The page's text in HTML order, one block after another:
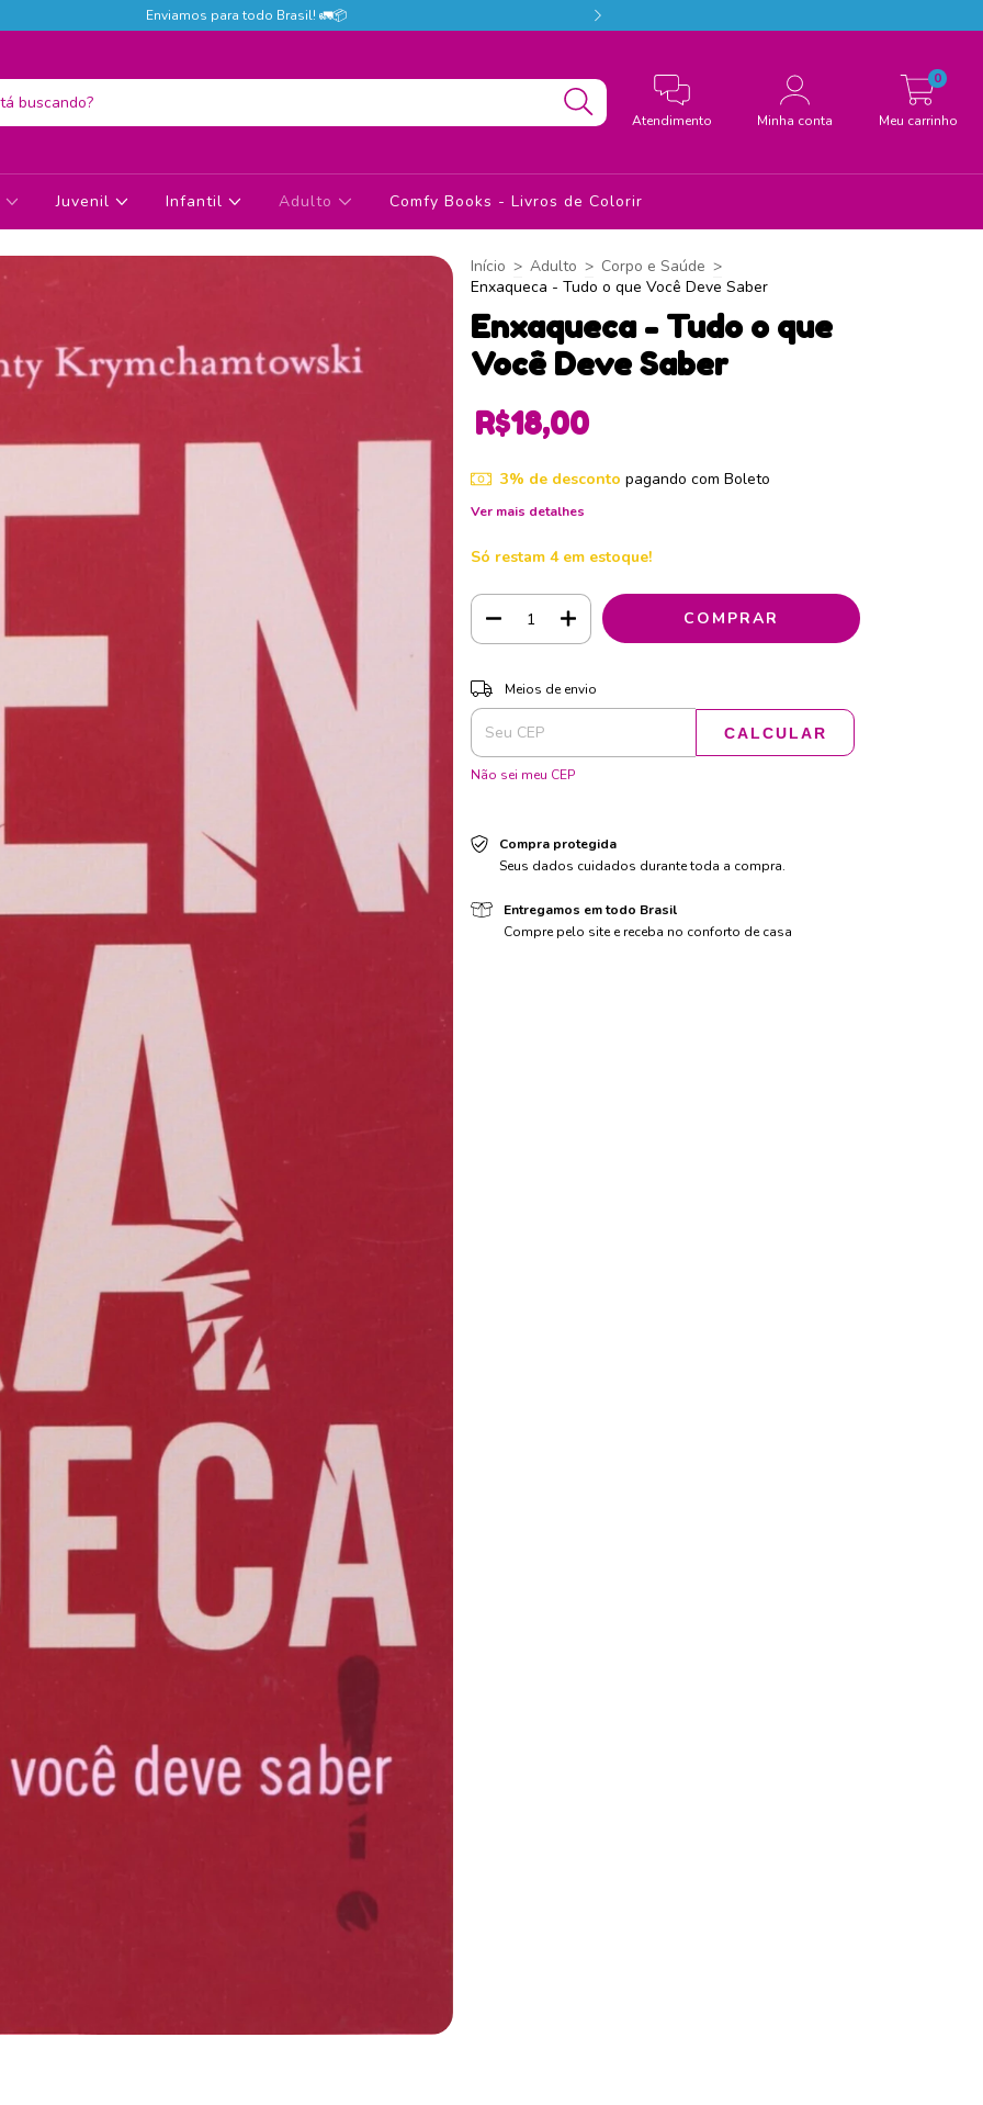
Enviamos para todo Brasil! 🚛📦
Atendimento Minha conta Meu carrinho
0
Juvenil Infantil Adulto Comfy Books - Livros de Colorir
Início > Adulto > Corpo e Saúde >
Enxaqueca - Tudo o que Você Deve Saber
Enxaqueca - Tudo o que
Você Deve Saber
R$18,00
3% de desconto pagando com Boleto
Ver mais detalhes
Só restam 4em estoque!
Entregas para o CEP:
Meios de envio
CALCULAR
Não sei meu CEP
Compra protegida
Seus dados cuidados durante toda a compra.
Entregamos em todo Brasil
Compre pelo site e receba no conforto de casa